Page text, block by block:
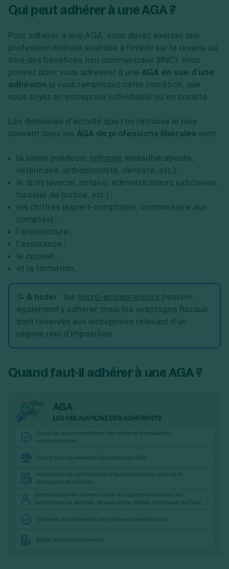
Qui peut adhérer à une AGA ?
Pour adhérer à une AGA, vous devez exercer une
profession libérale soumise à l’impôt sur le revenu au
titre des bénéfices non commerciaux (BNC). Vous
pouvez donc vous adresser à une AGA en vue d’une
adhésion si vous remplissez cette condition, que
vous soyez en entreprise individuelle ou en société.
Les domaines d’activité que l’on retrouve le plus
souvent dans les AGA de professions libérales sont :
la santé (médecin, infirmier, kinésithérapeute,
vétérinaire, orthophoniste, dentiste, etc.) ;
le droit (avocat, notaire, administrateurs judiciaires,
huissier de justice, etc.) ;
les chiffres (expert-comptable, commissaire aux
comptes) ;
l’architecture ;
l’assurance ;
le conseil ;
et la formation.
📝 À noter : les micro-entrepreneurs peuvent
également y adhérer, mais les avantages fiscaux
sont réservés aux entreprises relevant d’un
régime réel d’imposition.
Quand faut-il adhérer à une AGA ?